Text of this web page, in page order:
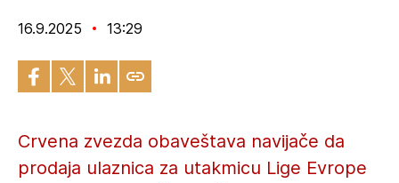
16.9.2025 13:29
Crvena zvezda obaveštava navijače da
prodaja ulaznica za utakmicu Lige Evrope